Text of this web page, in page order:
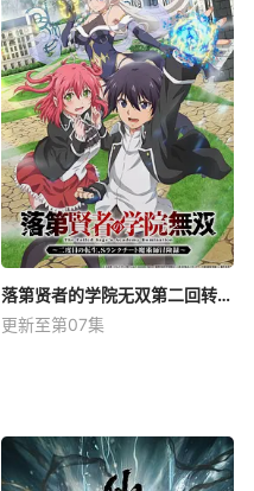
落第贤者的学院无双第二回转生，S等级作弊魔术师冒险记
更新至第07集